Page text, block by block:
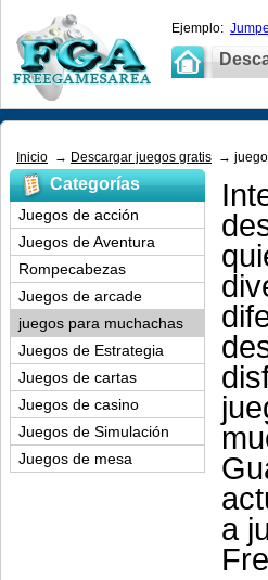
Ejemplo:
Inicio → Descargar juegos gratis →
a
Categorías
Juegos de acción
Juegos de Aventura
Rompecabezas
Juegos de arcade
juegos para muchachas
Juegos de Estrategia
Juegos de cartas
Juegos de casino
Juegos de Simulación
Juegos de mesa